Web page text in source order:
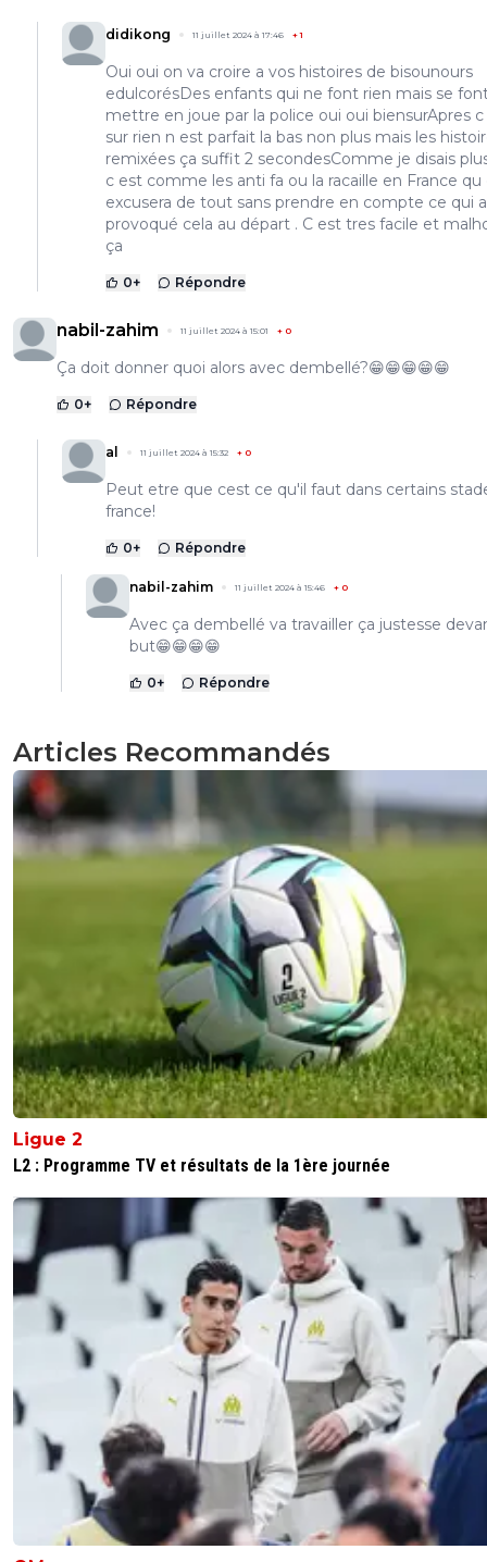
didikong 11 juillet 2024 à 17:46 +1
Oui oui on va croire a vos histoires de bisounours
edulcorésDes enfants qui ne font rien mais se
mettre en joue par la police oui oui biensurApres
sur rien n est parfait la bas non plus mais les
remixées ça suffit 2 secondesComme je disais
c est comme les anti fa ou la racaille en France qu
excusera de tout sans prendre en compte ce qui a
provoqué cela au départ . C est tres facile et
ça
0+ Répondre
nabil-zahim 11 juillet 2024 à 15:01 + 0
Ça doit donner quoi alors avec dembellé?😁😁😁😁😁
0+ Répondre
al 11 juillet 2024 à 15:32 + 0
Peut etre que cest ce qu'il faut dans certains
france!
0+ Répondre
nabil-zahim 11 juillet 2024 à 15:46 + 0
Avec ça dembellé va travailler ça justesse
but😁😁😁😁
0+ Répondre
Articles Recommandés
Ligue 2
L2 : Programme TV et résultats de la 1ère journée